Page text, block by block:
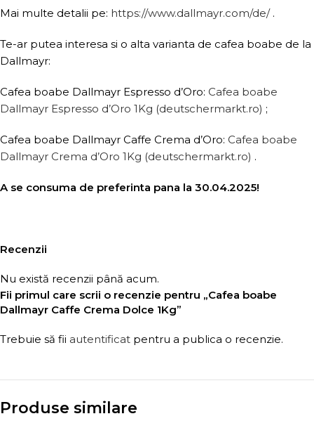
Mai multe detalii pe: https://www.dallmayr.com/de/.
Te-ar putea interesa si o alta varianta de cafea boabe de la
Dallmayr:
Cafea boabe Dallmayr Espresso d’Oro: Cafea boabe
Dallmayr Espresso d’Oro 1Kg (deutschermarkt.ro) ;
Cafea boabe Dallmayr Caffe Crema d’Oro: Cafea boabe
Dallmayr Crema d’Oro 1Kg (deutschermarkt.ro) .
A se consuma de preferinta pana la 30.04.2025!
Recenzii
Nu există recenzii până acum.
Fii primul care scrii o recenzie pentru „Cafea boabe
Dallmayr Caffe Crema Dolce 1Kg”
Trebuie să fii autentificat pentru a publica o recenzie.
Produse similare